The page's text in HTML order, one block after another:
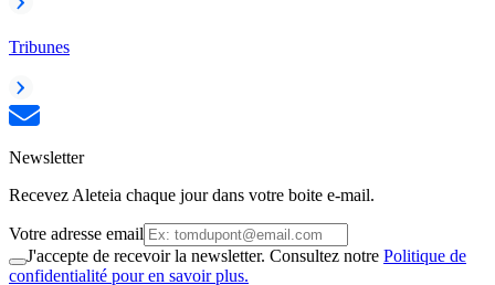
Tribunes
Newsletter
Recevez Aleteia chaque jour dans votre boite e-mail.
Votre adresse email
J'accepte de recevoir la newsletter. Consultez notre Politique de
confidentialité pour en savoir plus.